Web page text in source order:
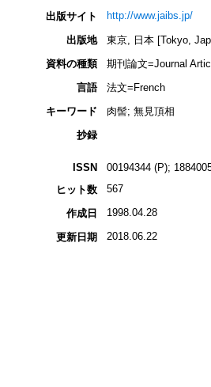
出版サイト
http://www.jaibs.jp/
出版地
東京, 日本 [Tokyo,
資料の種類
期刊論文=Journal
言語
法文=French
キーワード
肉髻; 無見頂相
抄録
ISSN
00194344 (P);
ヒット数
567
作成日 1998.04.28
更新日期 2018.06.22